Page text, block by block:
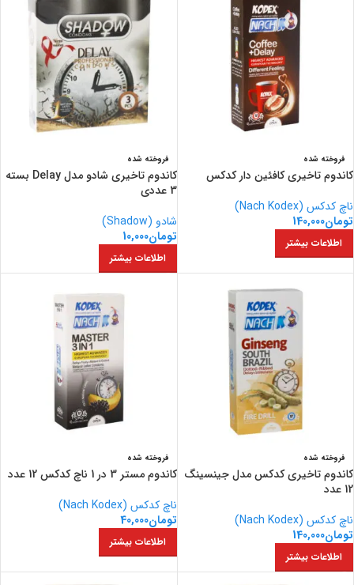
فروخته شده
کاندوم تاخیری کافئین دار کدکس
ناچ کدکس (Nach Kodex)
تومان140,000
اطلاعات بیشتر
فروخته شده
کاندوم تاخیری شادو مدل Delay بسته
3 عددی
شادو (Shadow)
تومان10,000
اطلاعات بیشتر
فروخته شده
کاندوم تاخیری کدکس مدل جینسینگ
12 عدد
ناچ کدکس (Nach Kodex)
تومان140,000
اطلاعات بیشتر
فروخته شده
کاندوم مستر 3 در 1 ناچ کدکس 12 عدد
ناچ کدکس (Nach Kodex)
تومان40,000
اطلاعات بیشتر